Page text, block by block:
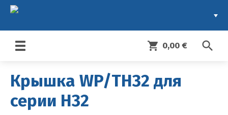
Toggle
search
shopping_cart 0,00 €
Крышка WP/TH32 для
серии H32